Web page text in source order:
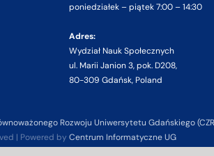
poniedziałek – piątek 7:00 – 14:30
Adres:
Wydział Nauk Społecznych
ul. Marii Janion 3, pok. D208,
80-309 Gdańsk, Poland
Rozwoju Uniwersytetu Gdańskiego
| Powered by Centrum Informatyczne UG